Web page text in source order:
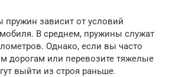
пружин зависит от условий
В среднем, пружины служат
Однако, если вы часто
дорогам или перевозите тяжелые
выйти из строя раньше.